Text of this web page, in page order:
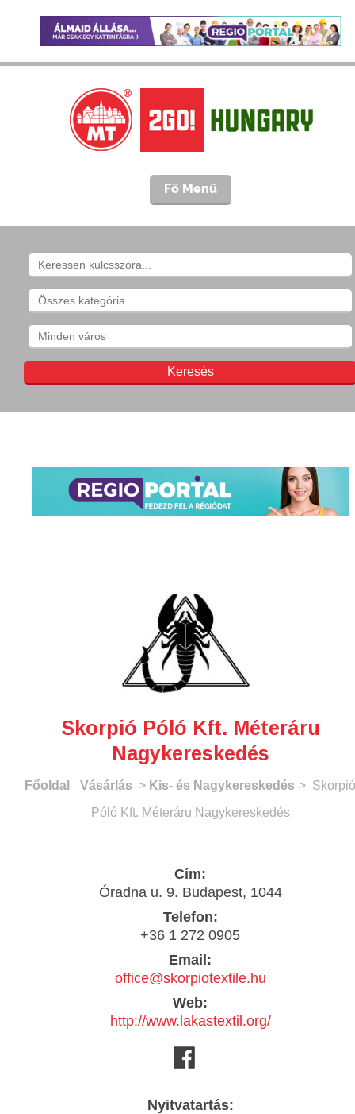
Fö Menü
Skorpió Póló Kft. Méteráru
Nagykereskedés
Főoldal Vásárlás > Kis- és Nagykereskedés > Skorpió
Póló Kft. Méteráru Nagykereskedés
Cím:
Óradna u. 9. Budapest, 1044
Telefon:
+36 1 272 0905
Email:
office@skorpiotextile.hu
Web:
http://www.lakastextil.org/
Nyitvatartás: